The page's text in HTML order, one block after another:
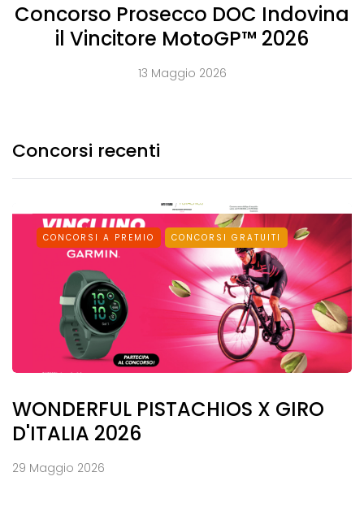
Concorso Prosecco DOC Indovina
il Vincitore MotoGP™ 2026
13 Maggio 2026
Concorsi recenti
CONCORSI A PREMIO CONCORSI GRATUITI
WONDERFUL PISTACHIOS X GIRO
D'ITALIA 2026
29 Maggio 2026